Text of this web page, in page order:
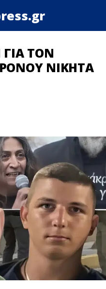
ΤΟΝ
ΝΙΚΗΤΑ